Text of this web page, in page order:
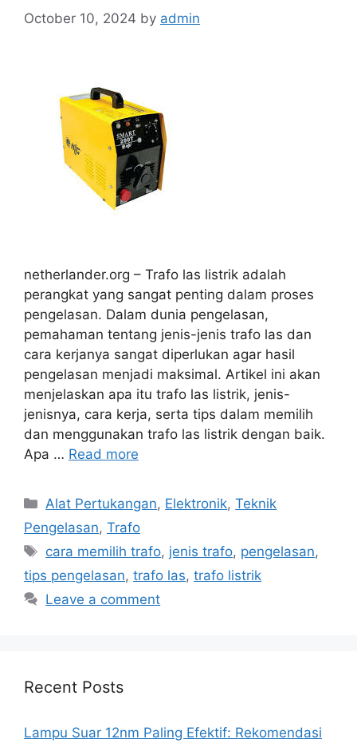
October 10, 2024 by admin
netherlander.org – Trafo las listrik adalah
perangkat yang sangat penting dalam proses
pengelasan. Dalam dunia pengelasan,
pemahaman tentang jenis-jenis trafo las dan
cara kerjanya sangat diperlukan agar hasil
pengelasan menjadi maksimal. Artikel ini akan
menjelaskan apa itu trafo las listrik, jenis-
jenisnya, cara kerja, serta tips dalam memilih
dan menggunakan trafo las listrik dengan baik.
Apa … Read more
Categories
Alat Pertukangan, Elektronik,Teknik
Pengelasan, Trafo
Tags
cara memilih trafo, jenis trafo, pengelasan,
tips pengelasan, trafo las, trafo listrik
Leave a comment
Recent Posts
Lampu Suar 12nm Paling Efektif: Rekomendasi